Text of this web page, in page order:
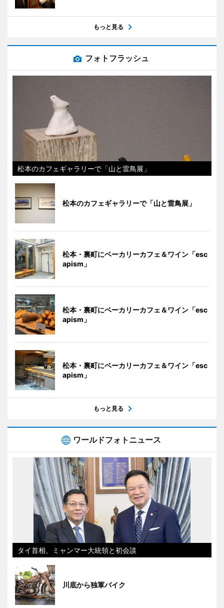
もっと見る
フォトフラッシュ
松本のカフェギャラリーで「山と雷鳥展」
松本のカフェギャラリーで「山と雷鳥展」
松本・裏町にベーカリーカフェ＆ワイン「esc
apism」
松本・裏町にベーカリーカフェ＆ワイン「esc
apism」
松本・裏町にベーカリーカフェ＆ワイン「esc
apism」
もっと見る
ワールドフォトニュース
タイ首相、ミャンマー大統領と初会談
川底から独軍バイク